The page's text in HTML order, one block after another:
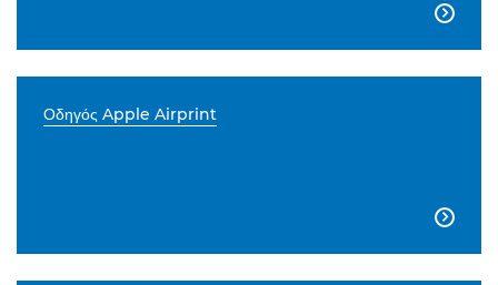

Οδηγός Apple Airprint
